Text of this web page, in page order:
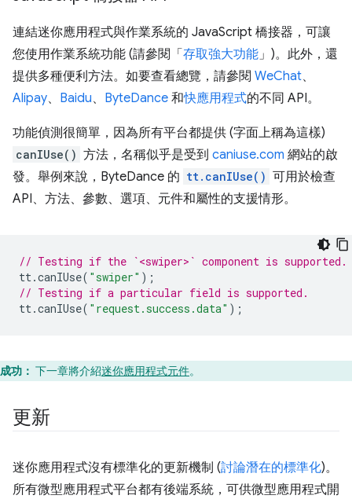
連結迷你應用程式與作業系統的 JavaScript 橋接器，可讓
您使用作業系統功能 (請參閱「 存取強大功能」)。此外，還
提供多種便利方法。如要查看總覽，請參閱 WeChat、
Alipay、 Baidu、 ByteDance 和快應用程式的不同 API。
功能偵測很簡單，因為所有平台都提供 (字面上稱為這樣)
canIUse() 方法，名稱似乎是受到 caniuse.com 網站的啟
發。舉例來說，ByteDance 的 tt.canIUse() 可用於檢查
API、方法、參數、選項、元件和屬性的支援情形。
// Testing if the `<swiper>` component is supported.
tt.canIUse( "swiper" );
// Testing if a particular field is supported.
tt.canIUse( "request.success.data" );
成功： 下一章將介紹迷你應用程式元件。
更新
迷你應用程式沒有標準化的更新機制 (討論潛在的標準化)。
所有微型應用程式平台都有後端系統，可供微型應用程式開